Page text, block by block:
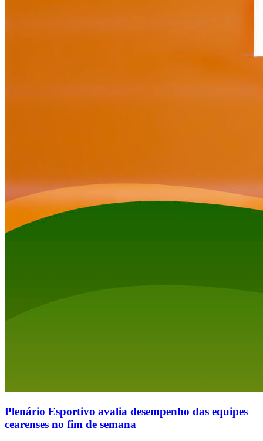
Plenário Esportivo avalia desempenho das equipes
cearenses no fim de semana